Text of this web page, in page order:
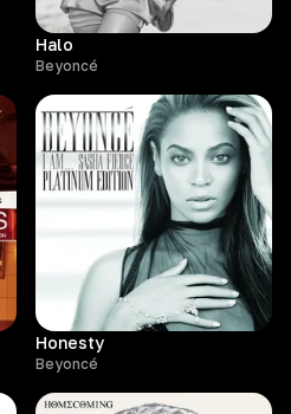
Halo
Beyoncé
Honesty
Beyoncé